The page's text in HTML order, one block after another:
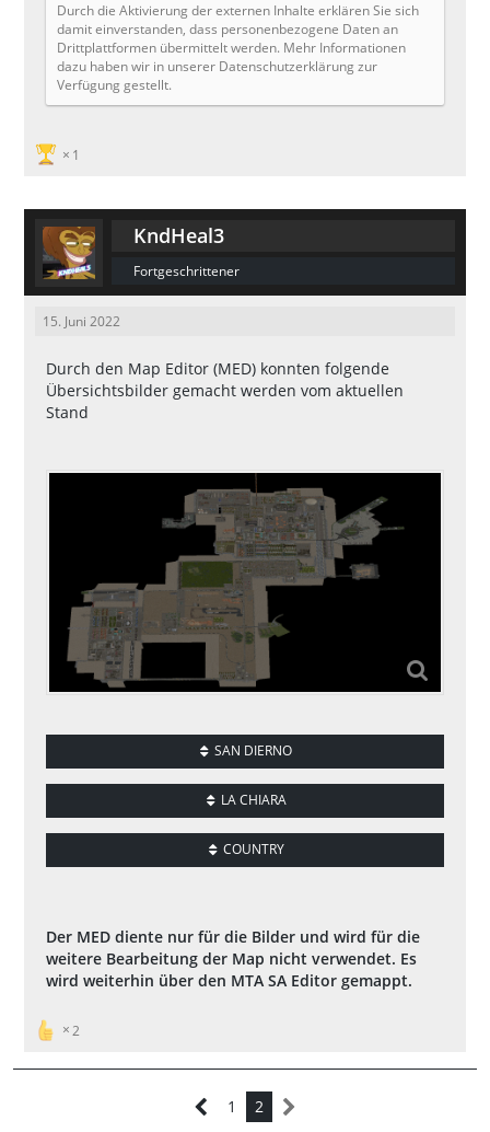
Durch die Aktivierung der externen Inhalte erklären Sie sich
damit einverstanden, dass personenbezogene Daten an
Drittplattformen übermittelt werden. Mehr Informationen
dazu haben wir in unserer Datenschutzerklärung zur
Verfügung gestellt.
1
KndHeal3
Fortgeschrittener
15. Juni 2022
Durch den Map Editor (MED) konnten folgende
Übersichtsbilder gemacht werden vom aktuellen
Stand
SAN DIERNO
LA CHIARA
COUNTRY
Der MED diente nur für die Bilder und wird für die
weitere Bearbeitung der Map nicht verwendet. Es
wird weiterhin über den MTA SA Editor gemappt.
2
1 2